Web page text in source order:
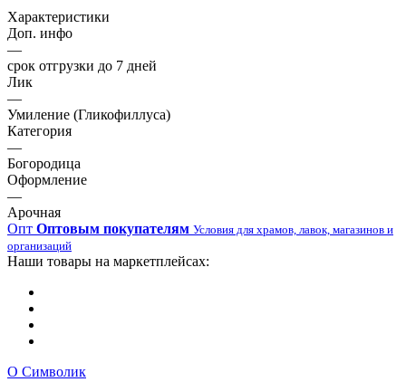
Характеристики
Доп. инфо
—
срок отгрузки до 7 дней
Лик
—
Умиление (Гликофиллуса)
Категория
—
Богородица
Оформление
—
Арочная
Опт Оптовым покупателям Условия для храмов, лавок, магазинов и
организаций
Наши товары на маркетплейсах:
О Символик